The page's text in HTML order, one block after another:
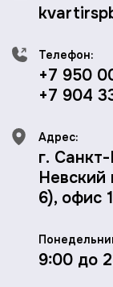
Телефон:
+7 950
+7 904
Адрес:
г.
Невский
6), офис
9:00 до